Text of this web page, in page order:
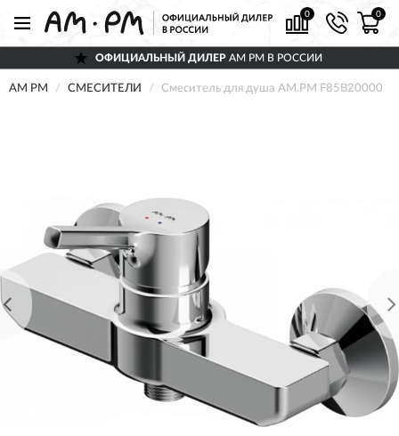
0 0
ОФИЦИАЛЬНЫЙ ДИЛЕР AM PM В РОССИИ
AM PM СМЕСИТЕЛИ Смеситель для душа AM.PM F85B20000